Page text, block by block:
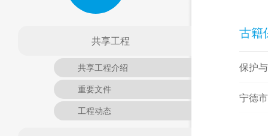
共享工程
共享工程介绍
重要文件
工程动态
古籍
保护
宁德